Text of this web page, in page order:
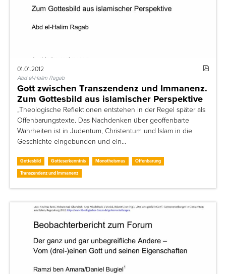
01.01.2012
Abd el-Halim Ragab
Gott zwischen Transzendenz und Immanenz.
Zum Gottesbild aus islamischer Perspektive
„Theologische Reflektionen entstehen in der Regel später als
Offenbarungstexte. Das Nachdenken über geoffenbarte
Wahrheiten ist in Judentum, Christentum und Islam in die
Geschichte eingebunden und ein…
Gottesbild Gotteserkenntnis Monotheismus
Offenbarung
Transzendenz und Immanenz